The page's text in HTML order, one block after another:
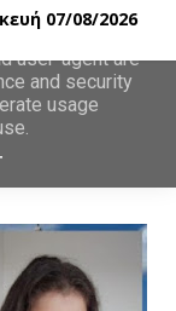
07/08/2026
its services
user-agent are
and security
usage